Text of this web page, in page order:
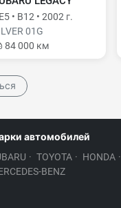
• B12 • 2002 г.
01G
84 000 км
автомобилей
· TOYOTA · HONDA ·
BENZ